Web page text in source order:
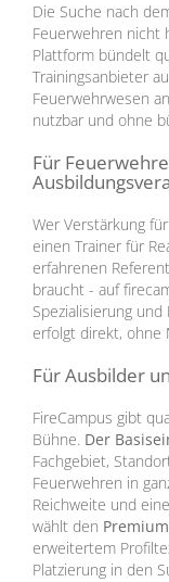
Die Suche nach
Feuerwehren nicht
Plattform bündelt
Trainingsanbieter
Feuerwehrwesen
nutzbar und ohne
Für
Wer Verstärkung
einen Trainer für
erfahrenen
braucht - auf
Spezialisierung
erfolgt direkt, ohne
Für Ausbilder
FireCampus gibt
Bühne. Der
Fachgebiet,
Feuerwehren in
Reichweite und
wählt den
erweitertem
Platzierung in den